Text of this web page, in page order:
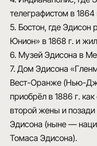
телеграфистом в 1864
5. Бостон, где Эдисон
Юнион» в 1868 г. и
6. Музей Эдисона в
7. Дом Эдисона
Вест-Оранже (Нью-
приобрёл в 1886 г.
второй жены и позади
Эдисона (ныне —
Томаса Эдисона).